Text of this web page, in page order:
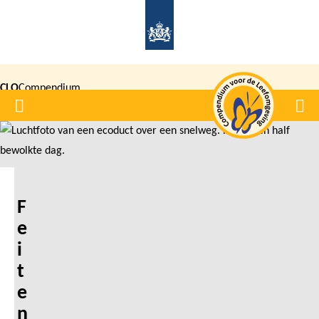
inhoud
gaan
CLOCompendium
voor de
Home
F
e
i
t
e
n